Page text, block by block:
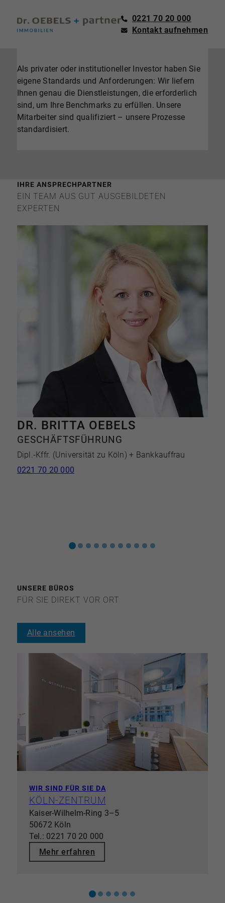
0221 70 20 000
Kontakt aufnehmen
Als privater oder institutioneller Investor haben Sie
eigene Standards und Anforderungen: Wir liefern
Ihnen genau die Dienstleistungen, die erforderlich
sind, um Ihre Benchmarks zu erfüllen. Unsere
Mitarbeiter sind qualifiziert – unsere Prozesse
standardisiert.
IHRE ANSPRECHPARTNER
EIN TEAM AUS GUT AUSGEBILDETEN
EXPERTEN
DR. BRITTA OEBELS
GESCHÄFTSFÜHRUNG
Dipl.-Kffr. (Universität zu Köln) + Bankkauffrau
0221 70 20 000
UNSERE BÜROS
FÜR SIE DIREKT VOR ORT
Alle ansehen
WIR SIND FÜR SIE DA
KÖLN-ZENTRUM
Kaiser-Wilhelm-Ring 3–5
50672 Köln
Tel.: 0221 70 20 000
Mehr erfahren